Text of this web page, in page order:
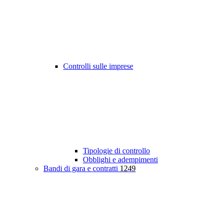
Controlli sulle imprese
Tipologie di controllo
Obblighi e adempimenti
Bandi di gara e contratti 1249